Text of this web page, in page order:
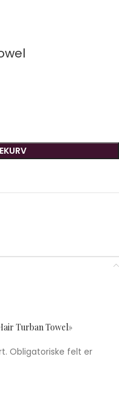
Turban Towel»
Obligatoriske felt er